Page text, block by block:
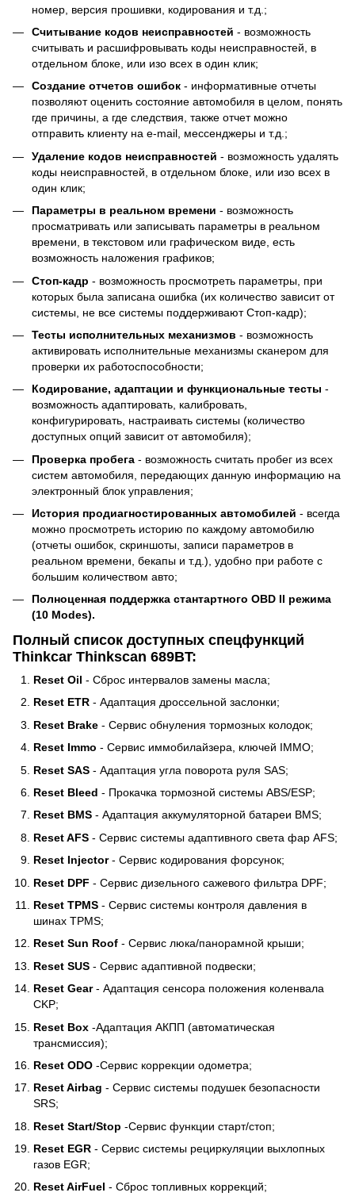
номер, версия прошивки, кодирования и т.д.;
Считывание кодов неисправностей - возможность
считывать и расшифровывать коды неисправностей, в
отдельном блоке, или изо всех в один клик;
Создание отчетов ошибок - информативные отчеты
позволяют оценить состояние автомобиля в целом, понять
где причины, а где следствия, также отчет можно
отправить клиенту на e-mail, мессенджеры и т.д.;
Удаление кодов неисправностей - возможность удалять
коды неисправностей, в отдельном блоке, или изо всех в
один клик;
Параметры в реальном времени - возможность
просматривать или записывать параметры в реальном
времени, в текстовом или графическом виде, есть
возможность наложения графиков;
Cтоп-кадр - возможность просмотреть параметры, при
которых была записана ошибка (их количество зависит от
системы, не все системы поддерживают Стоп-кадр);
Тесты исполнительных механизмов - возможность
активировать исполнительные механизмы сканером для
проверки их работоспособности;
Кодирование, адаптации и функциональные тесты -
возможность адаптировать, калибровать,
конфигурировать, настраивать системы (количество
доступных опций зависит от автомобиля);
Проверка пробега - возможность считать пробег из всех
систем автомобиля, передающих данную информацию на
электронный блок управления;
История продиагностированных автомобилей - всегда
можно просмотреть историю по каждому автомобилю
(отчеты ошибок, скриншоты, записи параметров в
реальном времени, бекапы и т.д.), удобно при работе с
большим количеством авто;
Полноценная поддержка стантартного OBD II режима
(10 Modes).
Полный список доступных спецфункций
Thinkcar Thinkscan 689BT:
Reset Oil - Сброс интервалов замены масла;
Reset ETR - Адаптация дроссельной заслонки;
Reset Brake - Сервис обнуления тормозных колодок;
Reset Immo - Сервис иммобилайзера, ключей IMMO;
Reset SAS - Адаптация угла поворота руля SAS;
Reset Bleed - Прокачка тормозной системы ABS/ESP;
Reset BMS - Адаптация аккумуляторной батареи BMS;
Reset AFS - Сервис системы адаптивного света фар AFS;
Reset Injector- Сервис кодирования форсунок;
Reset DPF - Сервис дизельного сажевого фильтра DPF;
Reset TPMS - Сервис системы контроля давления в
шинах TPMS;
Reset Sun Roof - Сервис люка/панорамной крыши;
Reset SUS - Сервис адаптивной подвески;
Reset Gear- Адаптация сенсора положения коленвала
CKP;
Reset Box -Адаптация АКПП (автоматическая
трансмиссия);
Reset ODO -Сервис коррекции одометра;
Reset Airbag - Сервис системы подушек безопасности
SRS;
Reset Start/Stop -Сервис функции старт/стоп;
Reset EGR - Сервис системы рециркуляции выхлопных
газов EGR;
Reset AirFuel - Сброс топливных коррекций;